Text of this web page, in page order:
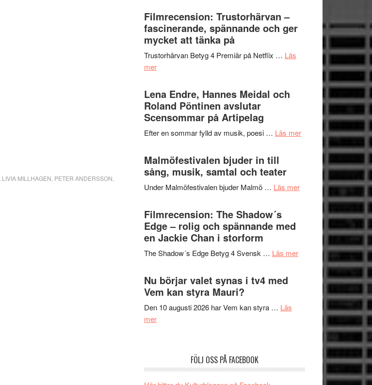
LIVIA MILLHAGEN PETER ANDERSSON
hjärtevarm
Festival
genrens
vidsträckta
Filmrecension: Trustorhärvan –
fascinerande, spännande och ger
mycket att tänka på
Trustorhärvan Betyg 4 Premiär på Netflix … Läs
merom
Trustorhärvan
–
fascinerande,
spännande
och
mycket
att
tänka
Lena Endre, Hannes Meidal och
Roland Pöntinen avslutar
Scensommar på Artipelag
Efter en sommar fylld av musik, poesi … Läs merom
Hannes
Roland
Pöntinen
Scensommar
Artipelag
Malmöfestivalen bjuder in till
sång, musik, samtal och teater
Under Malmöfestivalen bjuder Malmö … Läs merom
Malmöfestivalen
Filmrecension: The Shadow´s
Edge – rolig och spännande med
en Jackie Chan i storform
The Shadow´s Edge Betyg 4 Svensk … Läs merom
Filmrecension:
spännande
med
Nu börjar valet synas i tv4 med
Vem kan styra Mauri?
Den 10 augusti 2026 har Vem kan styra … Läs
merom
FÖLJ OSS PÅ FACEBOOK